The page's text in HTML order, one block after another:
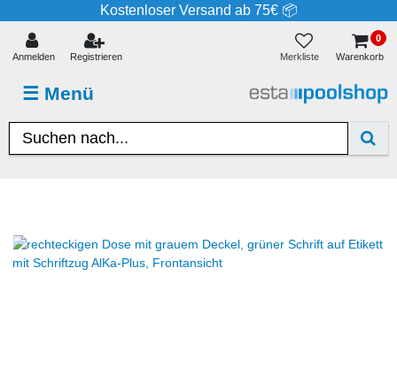
Kostenloser Versand ab 75€ 📦
☰ Menü
Anmelden Registrieren Merkliste
0
Warenkorb